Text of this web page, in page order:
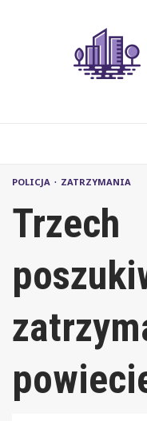
POLICJA ZATRZYMANIA
Trzech